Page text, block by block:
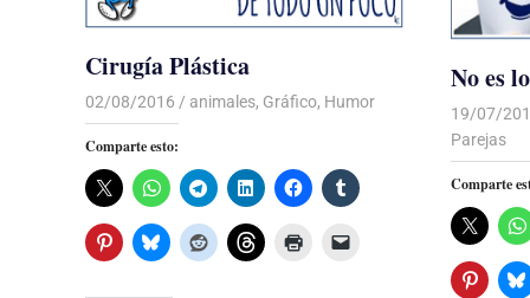
Cirugía Plástica
02/08/2016 Luis Castellanos
animales, Gráfico, Humor
Comparte esto:
No es
19/07/
Parejas
Comparte